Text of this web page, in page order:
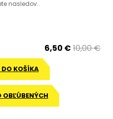
nasledov..
6,50 € 10,00 €
DO KOŠÍKA